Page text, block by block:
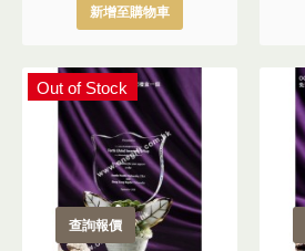
新增至購物車
Out of Stock
查詢報價